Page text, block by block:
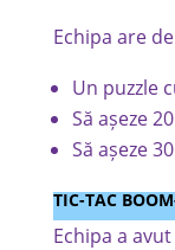
Echipa are
Un puzzle
Să așeze
Să așeze
TIC-TAC
Echipa a